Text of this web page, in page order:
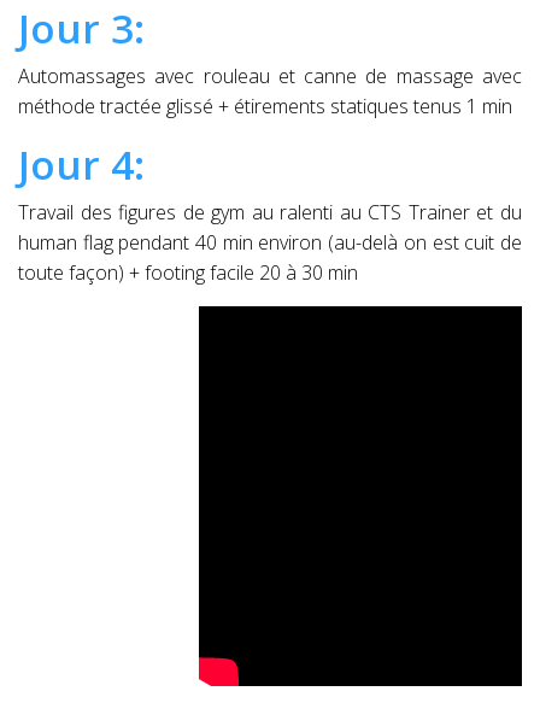
Jour 3:
Automassages avec rouleau et canne de massage avec
méthode tractée glissé + étirements statiques tenus 1 min
Jour 4:
Travail des figures de gym au ralenti au CTS Trainer et du
human flag pendant 40 min environ (au-delà on est cuit de
toute façon) + footing facile 20 à 30 min